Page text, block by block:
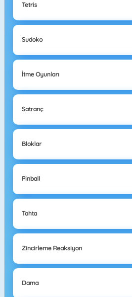
Tetris
Sudoko
İtme Oyunları
Satranç
Bloklar
Pinball
Tahta
Zincirleme Reaksiyon
Dama